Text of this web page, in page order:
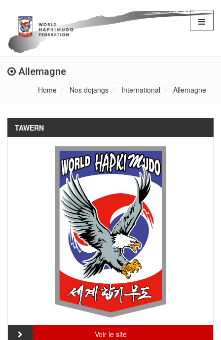
Allemagne
Home Nos dojangs International Allemagne
TAWERN
Voir le site